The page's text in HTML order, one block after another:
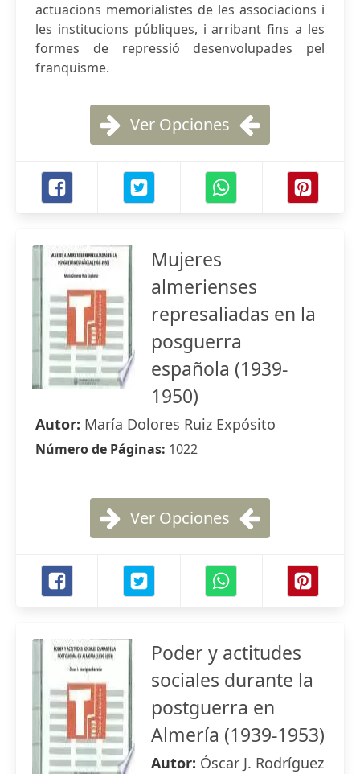
actuacions memorialistes de les associacions i
les institucions públiques, i arribant fins a les
formes de repressió desenvolupades pel
franquisme.
Ver Opciones
Mujeres
almerienses
represaliadas en la
posguerra
española (1939-
1950)
Autor: María Dolores Ruiz Expósito
Número de Páginas: 1022
Ver Opciones
Poder y actitudes
sociales durante la
postguerra en
Almería (1939-1953)
Autor: Óscar J. Rodríguez